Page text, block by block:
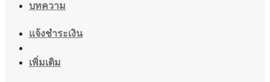
บทความ
แจ้งชำระเงิน
เพิ่มเติม